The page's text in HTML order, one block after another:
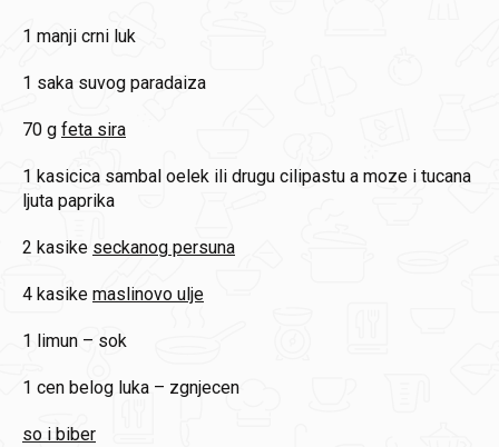
1 manji crni luk
1 saka suvog paradaiza
70 g feta sira
1 kasicica sambal oelek ili drugu cilipastu a moze i tucana
ljuta paprika
2 kasike seckanog persuna
4 kasike maslinovo ulje
1 limun – sok
1 cen belog luka – zgnjecen
so i biber